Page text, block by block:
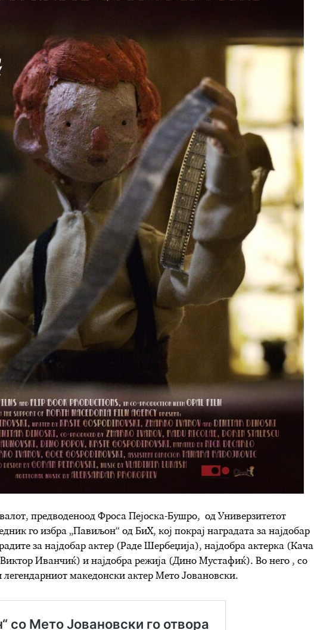
предводеноод Фроса Пејоска-Бушро, од Универзитетот
го избра „Павиљон“ од БиХ, кој покрај наградата за најдобар
за најдобар актер (Раде Шербеџија), најдобра актерка (Кача
Иванчиќ) и најдобра режија (Дино Мустафиќ). Во него , со
легендарниот македонски актер Мето Јовановски.